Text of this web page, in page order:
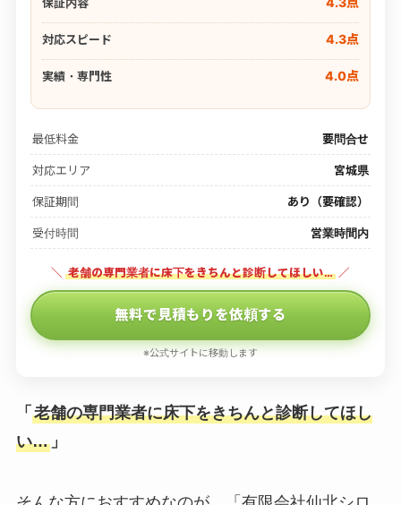
対応スピード 4.3点
実績・専門性 4.0点
最低料金 要問合せ
対応エリア 宮城県
保証期間 あり（要確認）
受付時間 営業時間内
＼ 老舗の専門業者に床下をきちんと診断してほしい… ／
無料で見積もりを依頼する
※公式サイトに移動します
「 老舗の専門業者に床下をきちんと診断してほし
い…」